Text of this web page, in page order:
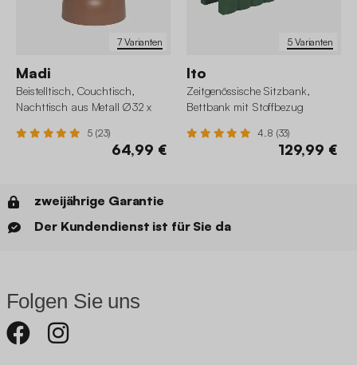
7 Varianten
Madi
Beistelltisch, Couchtisch,
Nachttisch aus Metall Ø32 x
5 (23)
64,99 €
5 Varianten
Ito
Zeitgenössische Sitzbank,
Bettbank mit Stoffbezug
4.8 (33)
129,99 €
zweijährige Garantie
Der Kundendienst ist für Sie da
Folgen Sie uns